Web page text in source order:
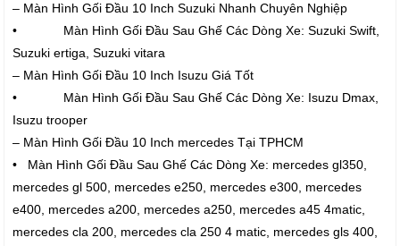
– Màn Hình Gối Đầu 10 Inch Suzuki Nhanh Chuyên Nghiệp
• Màn Hình Gối Đầu Sau Ghế Các Dòng Xe: Suzuki Swift,
Suzuki ertiga, Suzuki vitara
– Màn Hình Gối Đầu 10 Inch Isuzu Giá Tốt
• Màn Hình Gối Đầu Sau Ghế Các Dòng Xe: Isuzu Dmax,
Isuzu trooper
– Màn Hình Gối Đầu 10 Inch mercedes Tại TPHCM
• Màn Hình Gối Đầu Sau Ghế Các Dòng Xe: mercedes gl350,
mercedes gl 500, mercedes e250, mercedes e300, mercedes
e400, mercedes a200, mercedes a250, mercedes a45 4matic,
mercedes cla 200, mercedes cla 250 4 matic, mercedes gls 400,